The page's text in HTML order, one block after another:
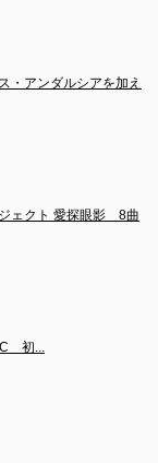
・アンダルシアを加え
ェクト 愛探眼影　8曲
　初...